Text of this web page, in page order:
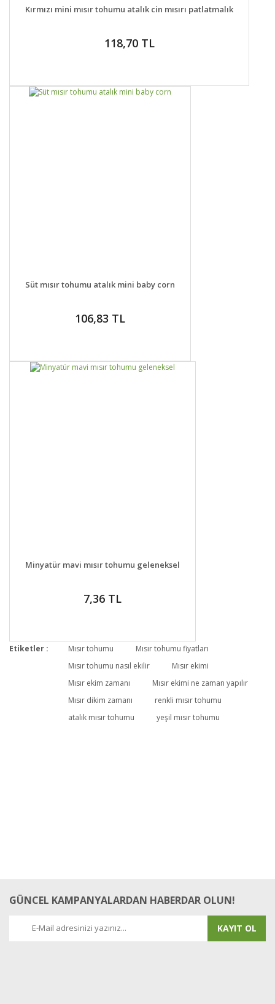
DETAYLAR
Kırmızı mini mısır tohumu atalık cin mısırı patlatmalık
118,70 TL
DETAYLAR
Süt mısır tohumu atalık mini baby corn
106,83 TL
DETAYLAR
Minyatür mavi mısır tohumu geleneksel
7,36 TL
Etiketler : Mısır tohumu
Mısır tohumu fiyatları
Mısır tohumu nasıl ekilir
Mısır ekimi
Mısır ekim zamanı
Mısır ekimi ne zaman yapılır
Mısır dikim zamanı
renkli mısır tohumu
atalık mısır tohumu
yeşil mısır tohumu
GÜNCEL KAMPANYALARDAN HABERDAR OLUN!
KAYIT OL